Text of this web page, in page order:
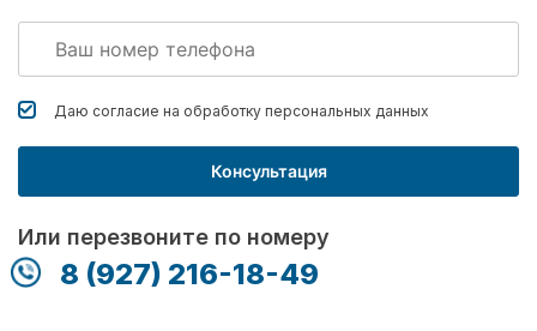
Даю согласие на обработку персональных данных
Консультация
Или перезвоните по номеру
8 (927) 216-18-49